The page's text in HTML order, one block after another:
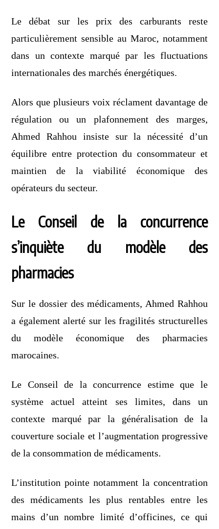
Le débat sur les prix des carburants reste
particulièrement sensible au Maroc, notamment
dans un contexte marqué par les fluctuations
internationales des marchés énergétiques.
Alors que plusieurs voix réclament davantage de
régulation ou un plafonnement des marges,
Ahmed Rahhou insiste sur la nécessité d’un
équilibre entre protection du consommateur et
maintien de la viabilité économique des
opérateurs du secteur.
Le Conseil de la concurrence
s’inquiète du modèle des
pharmacies
Sur le dossier des médicaments, Ahmed Rahhou
a également alerté sur les fragilités structurelles
du modèle économique des pharmacies
marocaines.
Le Conseil de la concurrence estime que le
système actuel atteint ses limites, dans un
contexte marqué par la généralisation de la
couverture sociale et l’augmentation progressive
de la consommation de médicaments.
L’institution pointe notamment la concentration
des médicaments les plus rentables entre les
mains d’un nombre limité d’officines, ce qui